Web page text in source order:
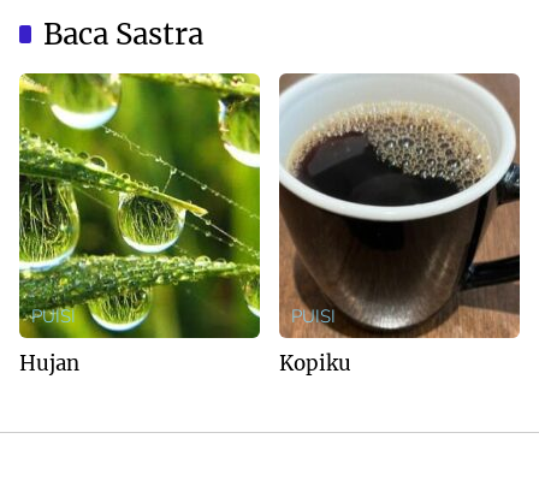
Baca Sastra
PUISI
Hujan
PUISI
Kopiku